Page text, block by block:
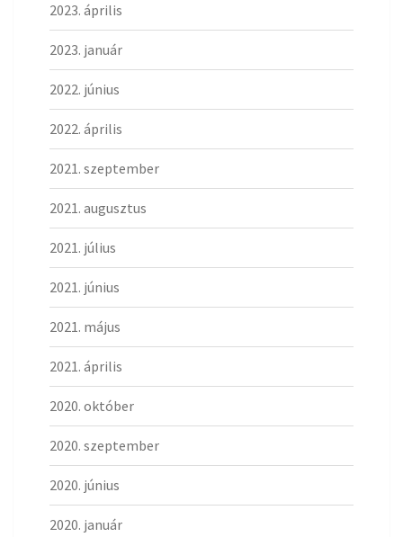
2023. április
2023. január
2022. június
2022. április
2021. szeptember
2021. augusztus
2021. július
2021. június
2021. május
2021. április
2020. október
2020. szeptember
2020. június
2020. január